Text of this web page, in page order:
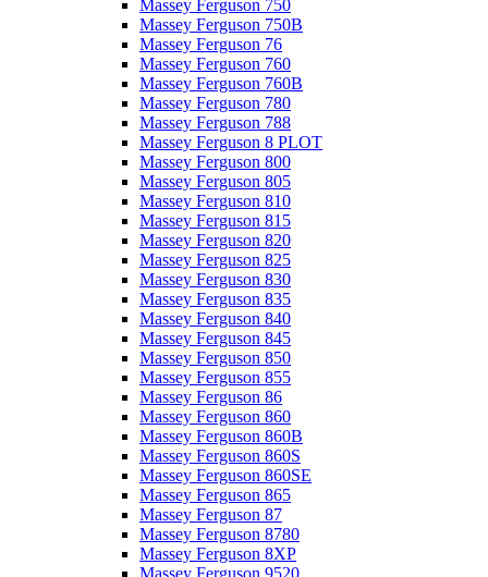
Massey Ferguson 750
Massey Ferguson 750B
Massey Ferguson 76
Massey Ferguson 760
Massey Ferguson 760B
Massey Ferguson 780
Massey Ferguson 788
Massey Ferguson 8 PLOT
Massey Ferguson 800
Massey Ferguson 805
Massey Ferguson 810
Massey Ferguson 815
Massey Ferguson 820
Massey Ferguson 825
Massey Ferguson 830
Massey Ferguson 835
Massey Ferguson 840
Massey Ferguson 845
Massey Ferguson 850
Massey Ferguson 855
Massey Ferguson 86
Massey Ferguson 860
Massey Ferguson 860B
Massey Ferguson 860S
Massey Ferguson 860SE
Massey Ferguson 865
Massey Ferguson 87
Massey Ferguson 8780
Massey Ferguson 8XP
Massey Ferguson 9520